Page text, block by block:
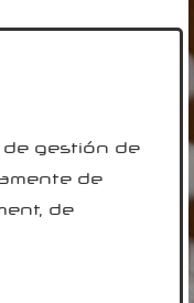
gestión de
de
de